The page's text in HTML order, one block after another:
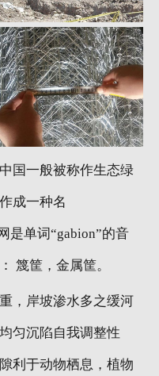
公司车间
荣誉资质
联系我们
地区分站
国一般被称作生态绿
成一种名
是单词“gabion”的音
篾筐，金属筐。
，岸坡渗水多之缓河
匀沉陷自我调整性
利于动物栖息，植物